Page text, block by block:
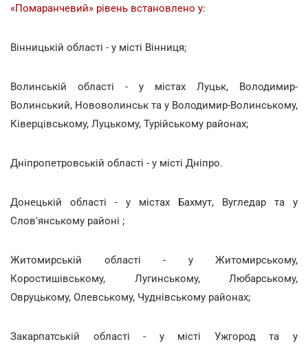
«Помаранчевий» рівень встановлено у:
Вінницькій області - у місті Вінниця;
Волинській області - у містах Луцьк, Володимир-
Волинський, Нововолинськ та у Володимир-Волинському,
Ківерцівському, Луцькому, Турійському районах;
Дніпропетровській області - у місті Дніпро.
Донецькій області - у містах Бахмут, Вугледар та у
Слов'янському районі ;
Житомирській області - у Житомирському,
Коростишівському, Лугинському, Любарському,
Овруцькому, Олевському, Чуднівському районах;
Закарпатській області - у місті Ужгород та у